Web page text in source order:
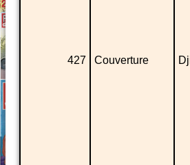
427 Couverture